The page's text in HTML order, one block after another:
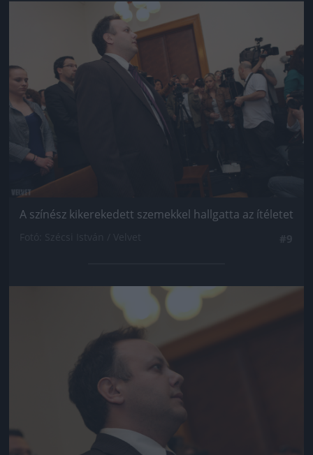
Jön még kép!
A színész kikerekedett szemekkel hallgatta az ítéletet
Jön még kép!